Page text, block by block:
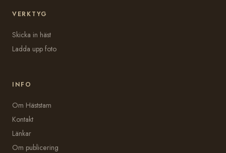
VERKTYG
Skicka in häst
Ladda upp foto
INFO
Om Häststam
Kontakt
Länkar
Om publicering